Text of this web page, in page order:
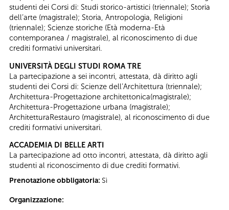
studenti dei Corsi di: Studi storico-artistici (triennale); Storia
dell’arte (magistrale); Storia, Antropologia, Religioni
(triennale); Scienze storiche (Età moderna-Età
contemporanea / magistrale), al riconoscimento di due
crediti formativi universitari.
UNIVERSITÀ DEGLI STUDI ROMA TRE
La partecipazione a sei incontri, attestata, dà diritto agli
studenti dei Corsi di: Scienze dell’Architettura (triennale);
Architettura-Progettazione architettonica(magistrale);
Architettura-Progettazione urbana (magistrale);
ArchitetturaRestauro (magistrale), al riconoscimento di due
crediti formativi universitari.
ACCADEMIA DI BELLE ARTI
La partecipazione ad otto incontri, attestata, dà diritto agli
studenti al riconoscimento di due crediti formativi.
Prenotazione obbligatoria: Sì
Organizzazione: